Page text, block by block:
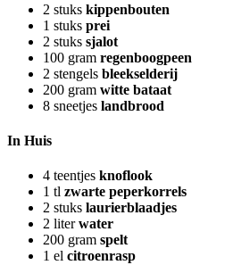
2 stuks kippenbouten
1 stuks prei
2 stuks sjalot
100 gram regenboogpeen
2 stengels bleekselderij
200 gram witte bataat
8 sneetjes landbrood
In Huis
4 teentjes knoflook
1 tl zwarte peperkorrels
2 stuks laurierblaadjes
2 liter water
200 gram spelt
1 el citroenrasp